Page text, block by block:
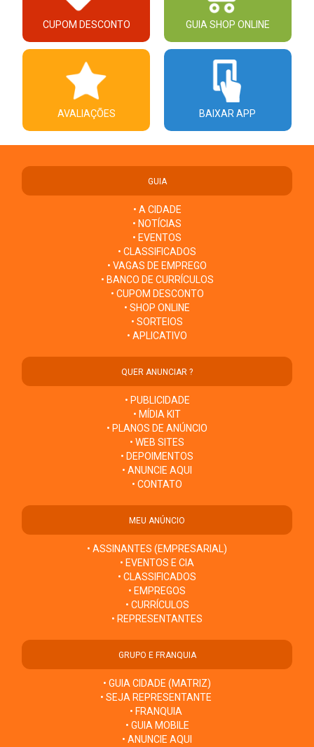
CUPOM DESCONTO GUIA SHOP ONLINE
AVALIAÇÕES BAIXAR APP
GUIA
• A CIDADE
• NOTÍCIAS
• EVENTOS
• CLASSIFICADOS
• VAGAS DE EMPREGO
• BANCO DE CURRÍCULOS
• CUPOM DESCONTO
• SHOP ONLINE
• SORTEIOS
• APLICATIVO
QUER ANUNCIAR ?
• PUBLICIDADE
• MÍDIA KIT
• PLANOS DE ANÚNCIO
• WEB SITES
• DEPOIMENTOS
• ANUNCIE AQUI
• CONTATO
MEU ANÚNCIO
• ASSINANTES (EMPRESARIAL)
• EVENTOS E CIA
• CLASSIFICADOS
• EMPREGOS
• CURRÍCULOS
• REPRESENTANTES
GRUPO E FRANQUIA
• GUIA CIDADE (MATRIZ)
• SEJA REPRESENTANTE
• FRANQUIA
• GUIA MOBILE
• ANUNCIE AQUI